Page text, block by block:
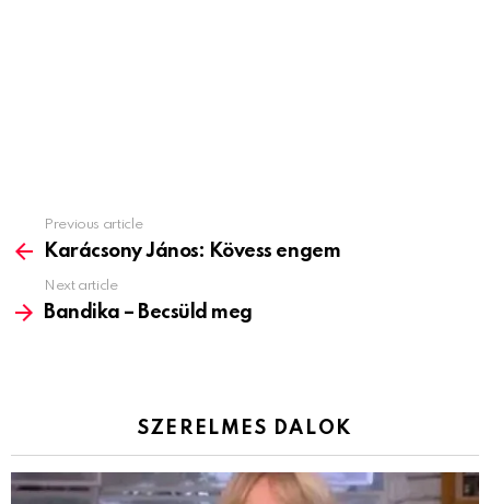
more
Previous article
Karácsony János: Kövess engem
Next article
Bandika – Becsüld meg
SZERELMES DALOK